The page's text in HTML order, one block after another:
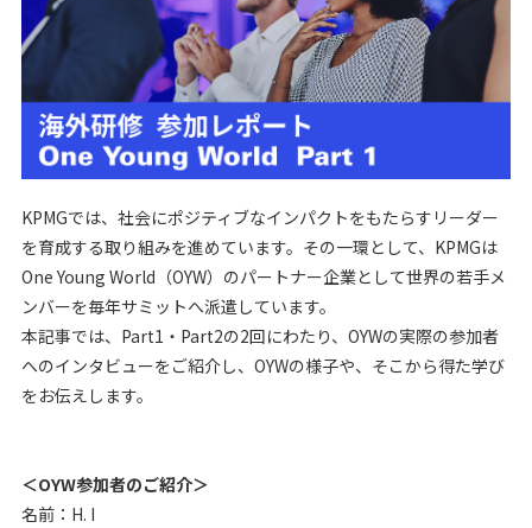
KPMGでは、社会にポジティブなインパクトをもたらすリーダー
を育成する取り組みを進めています。その一環として、KPMGは
One Young World（OYW）のパートナー企業として世界の若手メ
ンバーを毎年サミットへ派遣しています。
本記事では、Part1・Part2の2回にわたり、OYWの実際の参加者
へのインタビューをご紹介し、OYWの様子や、そこから得た学び
をお伝えします。
＜OYW参加者のご紹介＞
名前：H. I